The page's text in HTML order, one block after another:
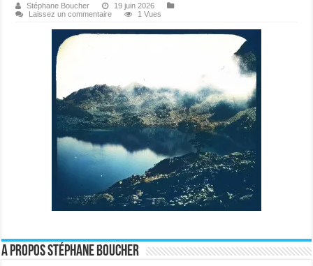
Stéphane Boucher
19 juin 2026
Laissez un commentaire
1 Vues
A propos Stéphane Boucher